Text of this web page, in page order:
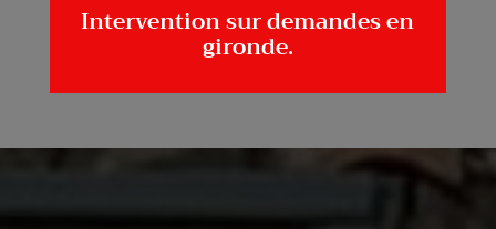
Intervention sur demandes en
gironde.